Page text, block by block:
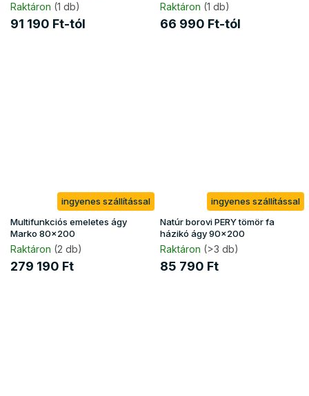
Raktáron (1 db)
91 190 Ft-tól
Raktáron (1 db)
66 990 Ft-tól
ingyenes szállítással
Multifunkciós emeletes ágy
Marko 80x200
Raktáron (2 db)
279 190 Ft
ingyenes szállítással
Natúr borovi PERY tömör fa
házikó ágy 90x200
Raktáron (>3 db)
85 790 Ft